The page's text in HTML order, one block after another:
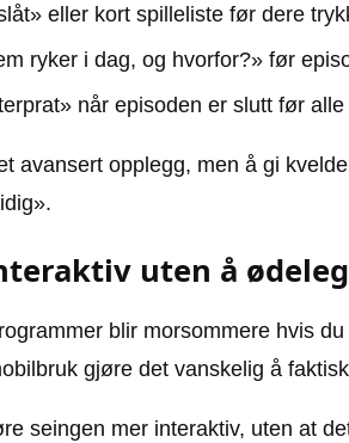
eller kort spilleliste før dere
ryker i dag, og hvorfor?» før
når episoden er slutt før
avansert opplegg, men å gi
uten å
blir morsommere hvis
gjøre det vanskelig å
seingen mer interaktiv, uten at